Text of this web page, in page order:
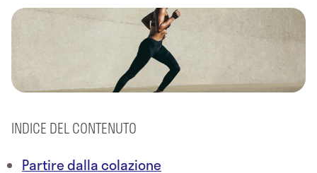
INDICE DEL CONTENUTO
Partire dalla colazione